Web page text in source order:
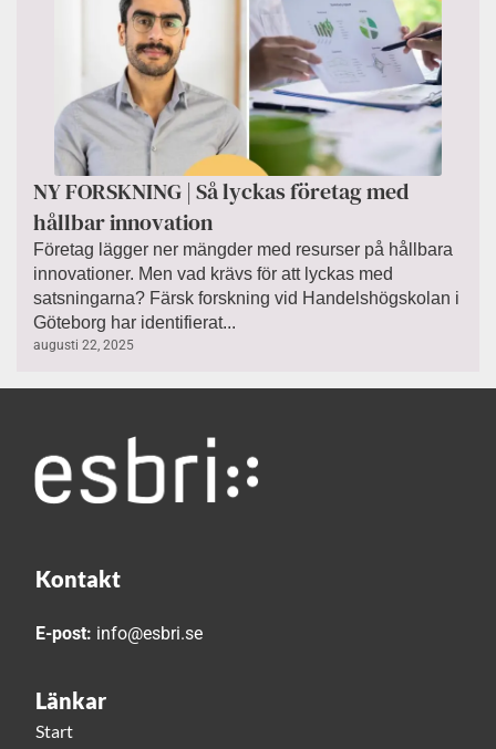
NY FORSKNING | Så lyckas företag med
hållbar innovation
Företag lägger ner mängder med resurser på hållbara
innovationer. Men vad krävs för att lyckas med
satsningarna? Färsk forskning vid Handelshögskolan i
Göteborg har identifierat...
augusti 22, 2025
Kontakt
E-post: info@esbri.se
Länkar
Start